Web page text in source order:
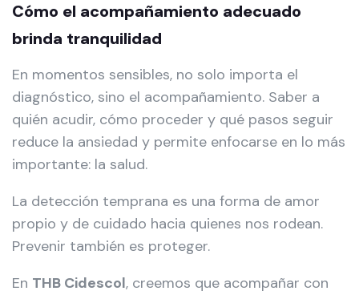
Cómo el acompañamiento adecuado
brinda tranquilidad
En momentos sensibles, no solo importa el
diagnóstico, sino el acompañamiento. Saber a
quién acudir, cómo proceder y qué pasos seguir
reduce la ansiedad y permite enfocarse en lo más
importante: la salud.
La detección temprana es una forma de amor
propio y de cuidado hacia quienes nos rodean.
Prevenir también es proteger.
En THB Cidescol, creemos que acompañar con